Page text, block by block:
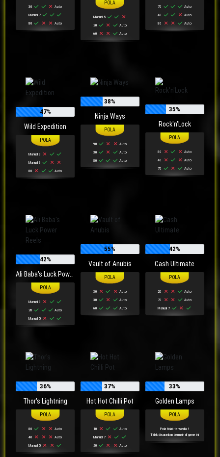
30
Auto
Manual 7
80
Auto
Manual 5
20
Auto
60
Auto
70
Auto
40
Auto
80
Auto
47%
Wild Expedition
Manual 3
Manual 9
80
Auto
38%
Ninja Ways
90
Auto
30
Auto
80
Auto
35%
Rock'n'Lock
80
Auto
40
Auto
70
Auto
42%
Ali Baba's Luck Power Reels
Manual 9
20
Auto
Manual 5
55%
Vault of Anubis
30
Auto
30
Auto
60
Auto
42%
Cash Ultimate
20
Auto
70
Auto
Manual 7
36%
Thor's Lightning
80
Auto
40
Auto
Manual 5
37%
Hot Hot Chilli Pot
10
Auto
Manual 7
20
Auto
33%
Golden Lamps
Pola tidak tersedia !
Tidak disarankan bermain di game ini